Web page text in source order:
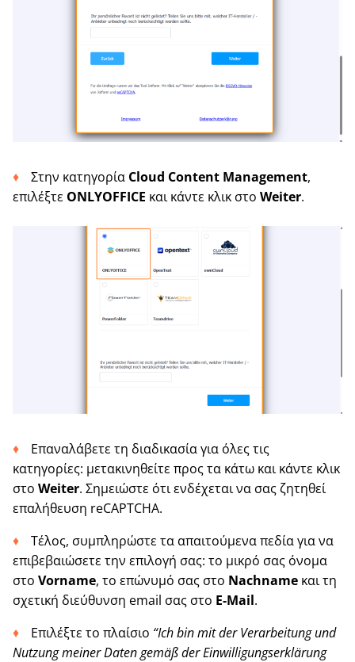
Στην κατηγορία Cloud Content Management,
επιλέξτε ONLYOFFICE και κάντε κλικ στο Weiter.
Επαναλάβετε τη διαδικασία για όλες τις
κατηγορίες: μετακινηθείτε προς τα κάτω και κάντε κλικ
στο Weiter. Σημειώστε ότι ενδέχεται να σας ζητηθεί
επαλήθευση reCAPTCHA.
Τέλος, συμπληρώστε τα απαιτούμενα πεδία για να
επιβεβαιώσετε την επιλογή σας: το μικρό σας όνομα
στο Vorname, το επώνυμό σας στο Nachname και τη
σχετική διεύθυνση email σας στο E-Mail.
Επιλέξτε το πλαίσιο “Ich bin mit der Verarbeitung und
Nutzung meiner Daten gemäß der Einwilligungserklärung